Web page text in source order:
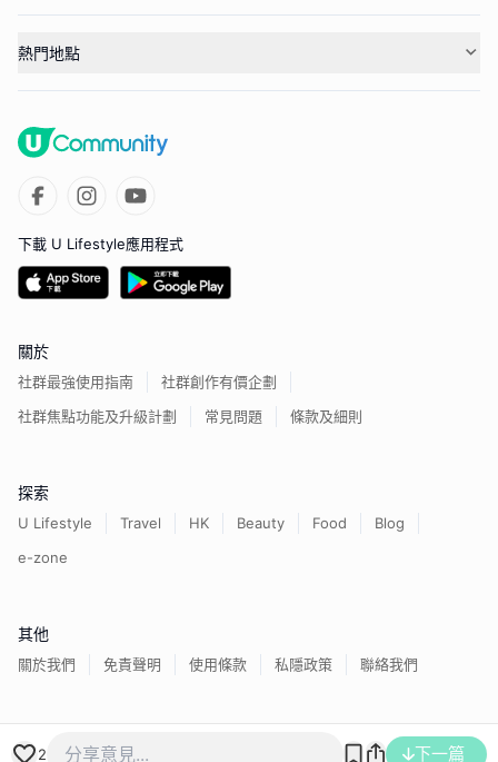
2 下一篇
熱門地點
下載 U Lifestyle應用程式
關於
社群最強使用指南
社群創作有價企劃
社群焦點功能及升級計劃
常見問題 條款及細則
探索
U Lifestyle Travel HK Beauty Food
Blog
e-zone
其他
關於我們 免責聲明 使用條款 私隱政策 聯絡我們
香港經濟日報版權所有©